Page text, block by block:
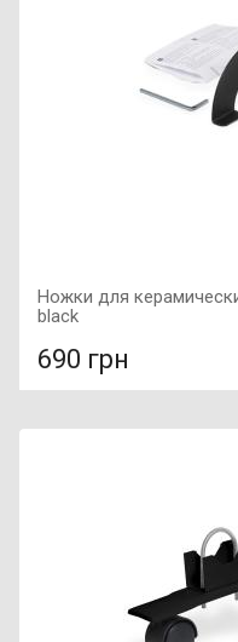
Ножки для
black
690 грн